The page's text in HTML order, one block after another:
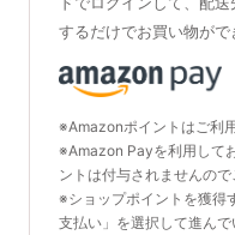
するだけでお買い物がで
※Amazonポイントはご利
※Amazon Payを利用して
ントは付与されませんので
※ショップポイントを獲得
支払い」を選択して進ん